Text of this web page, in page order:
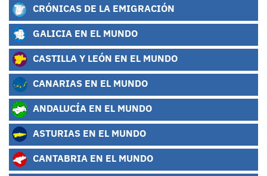
CRÓNICAS DE LA EMIGRACIÓN
GALICIA EN EL MUNDO
CASTILLA Y LEÓN EN EL MUNDO
CANARIAS EN EL MUNDO
ANDALUCÍA EN EL MUNDO
ASTURIAS EN EL MUNDO
CANTABRIA EN EL MUNDO